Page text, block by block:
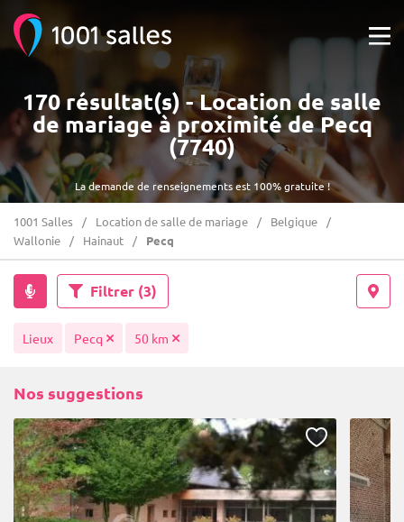
La demande de renseignements est 100% gratuite !
170 résultat(s) - Location de salle
de mariage à proximité de Pecq
(7740)
1001 Salles Location de salle de mariage
Belgique
Wallonie
Hainaut Pecq
Filtrer (3)
Lieux Pecq 50 km
Nos suggestions